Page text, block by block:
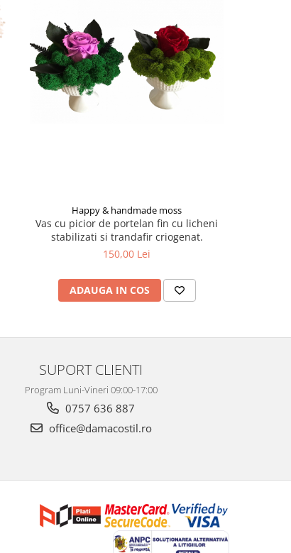
Happy & handmade moss
Vas cu picior de portelan fin cu licheni
stabilizati si trandafir criogenat.
150,00 Lei
ADAUGA IN COS
SUPORT CLIENTI
Program Luni-Vineri 09:00-17:00
0757 636 887
office@damacostil.ro